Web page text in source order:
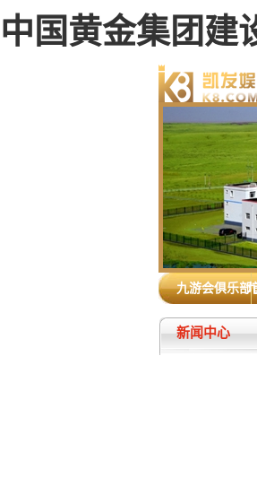
中国黄金集团建
九游会俱乐部
新闻中心